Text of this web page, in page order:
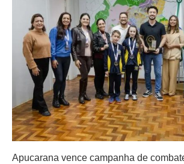
Apucarana vence campanha de